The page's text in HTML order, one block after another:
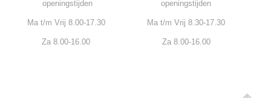
openingstijden
Ma t/m Vrij 8.00-17.30
Za 8.00-16.00
openingstijden
Ma t/m Vrij 8.30-17.30
Za 8.00-16.00